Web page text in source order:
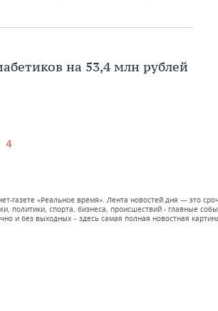
на 53,4 млн рублей
4
газете «Реальное время». Лента новостей дня — это
политики, спорта, бизнеса, происшествий - главные
и без выходных – здесь самая полная новостная